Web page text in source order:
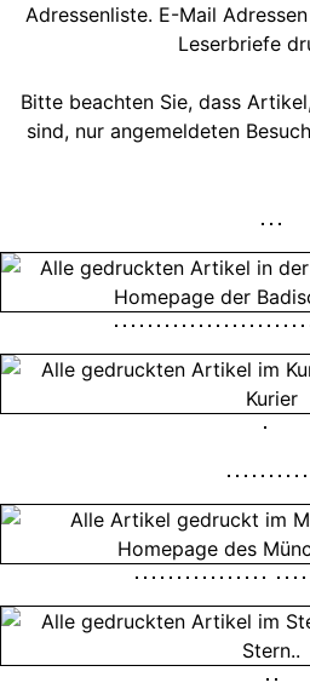
Adressenliste. E-Mail
Leserbriefe
Bitte beachten Sie, dass
sind, nur angemeldeten